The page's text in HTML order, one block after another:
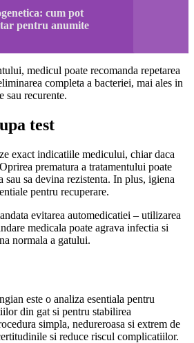
cum pot
pentru anumite
medicul poate recomanda repetarea
completa a bacteriei, mai ales in
sau recurente.
test
exact indicatiile medicului, chiar daca
prematura a tratamentului poate
sau sa devina rezistenta. In plus, igiena
pentru recuperare.
evitarea automedicatiei – utilizarea
medicala poate agrava infectia si
normala a gatului.
este o analiza esentiala pentru
din gat si pentru stabilirea
simpla, nedureroasa si extrem de
si reduce riscul complicatiilor.